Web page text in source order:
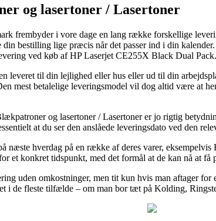
og lasertoner / Lasertoner
frembyder i vore dage en lang række forskellige
din bestilling lige præcis når det passer ind i din
ved køb af HP Laserjet CE255X Black Dual Pack.
leveret til din lejlighed eller hus eller ud til din
mest betalelige leveringsmodel vil dog altid være at
og lasertoner / Lasertoner er jo rigtig
at du ser den anslåede leveringsdato ved den
næste hverdag på en række af deres varer,
et konkret tidspunkt, med det formål at de kan nå at
uden omkostninger, men tit kun hvis man aftager
i de fleste tilfælde – om man bor tæt på Kolding,